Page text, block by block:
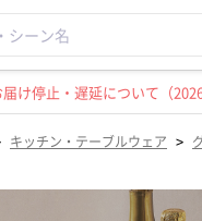
け停止・遅延について（
キッチン・テーブルウェア >